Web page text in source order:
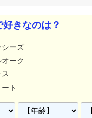
好きなのは？
ーズ
ーク
ト